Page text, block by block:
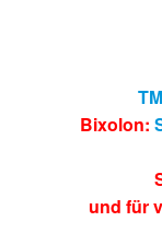
Bixolon:
und für